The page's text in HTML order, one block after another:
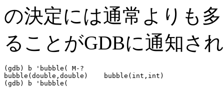
の決定には通常よりも
ることがGDBに通知さ
(gdb) b 'bubble( M-?
bubble(double,double)    bubble(int,int)